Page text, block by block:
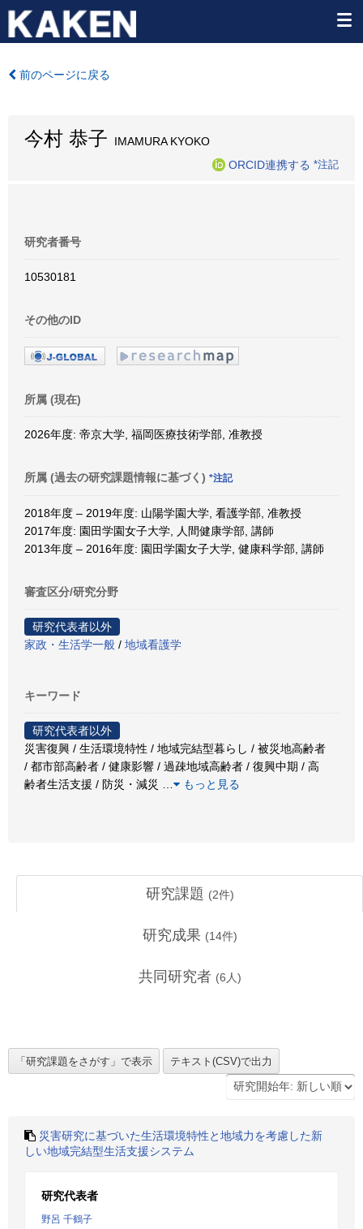
前のページに戻る
今村 恭子 IMAMURA KYOKO
ORCID連携する *注記
研究者番号
10530181
その他のID
所属 (現在)
2026年度: 帝京大学, 福岡医療技術学部, 准教授
所属 (過去の研究課題情報に基づく) *注記
2018年度 – 2019年度: 山陽学園大学, 看護学部, 准教授
2017年度: 園田学園女子大学, 人間健康学部, 講師
2013年度 – 2016年度: 園田学園女子大学, 健康科学部, 講師
審査区分/研究分野
研究代表者以外
家政・生活学一般 / 地域看護学
キーワード
研究代表者以外
災害復興 / 生活環境特性 / 地域完結型暮らし / 被災地高齢者
/ 都市部高齢者 / 健康影響 / 過疎地域高齢者 / 復興中期 / 高
齢者生活支援 / 防災・減災
もっと見る
研究課題 (2件)
研究成果 (14件)
共同研究者 (6 人)
災害研究に基づいた生活環境特性と地域力を考慮した新
しい地域完結型生活支援システム
研究代表者
野呂 千鶴子